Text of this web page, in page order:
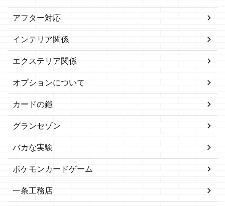
アフター対応
インテリア関係
エクステリア関係
オプションについて
カードの鎧
グランセゾン
バカな実験
ポケモンカードゲーム
一条工務店